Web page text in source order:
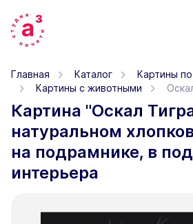
Главная Каталог
Картины
Картины с животными
Картина "Оскал
натуральном
на подрамнике, в
интерьера